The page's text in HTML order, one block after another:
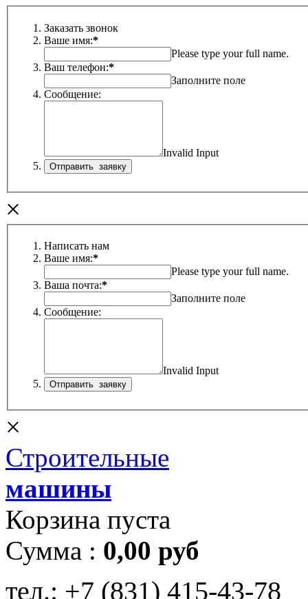
Заказать звонок
Ваше имя:*
Please type your full name.
Ваш телефон:*
Заполните поле
Сообщение:
Invalid Input
×
Написать нам
Ваше имя:*
Please type your full name.
Ваша почта:*
Заполните поле
Сообщение:
Invalid Input
×
Строительные
машины
Корзина пуста
Сумма : 0,00 руб
тел.: +7 (831) 415-43-78